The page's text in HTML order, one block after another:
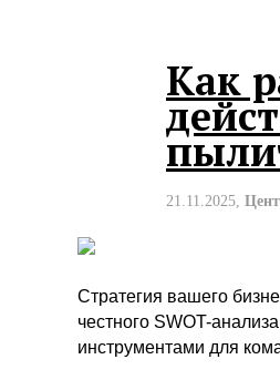
Как
21.11.2025,
Стратегия вашего
честного SWOT-
инструментами для